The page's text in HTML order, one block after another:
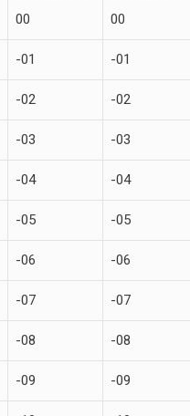
00
00
-01 -01
-02 -02
-03 -03
-04 -04
-05 -05
-06 -06
-07 -07
-08 -08
-09 -09